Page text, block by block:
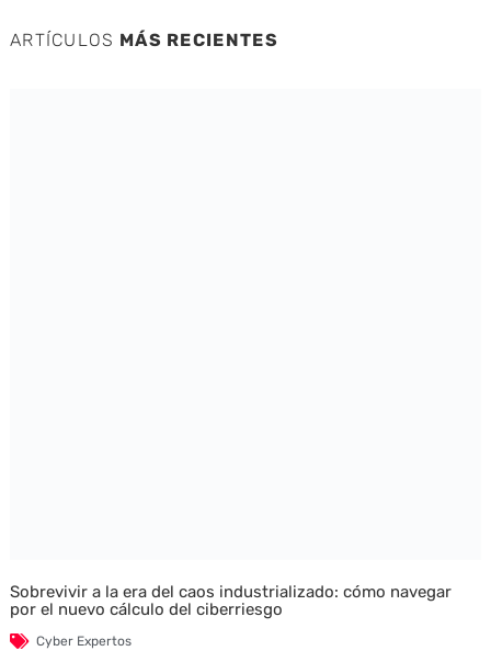
ARTÍCULOS MÁS RECIENTES
Sobrevivir a la era del caos industrializado: cómo navegar
por el nuevo cálculo del ciberriesgo
Cyber Expertos